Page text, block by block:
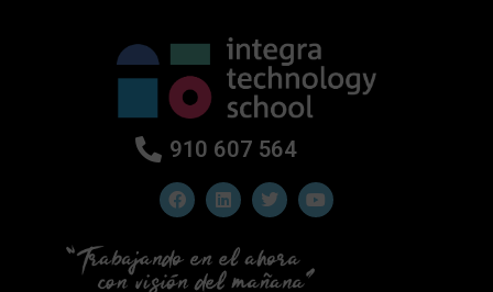
910 607 564